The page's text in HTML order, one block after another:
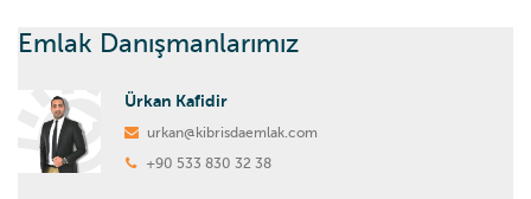
Emlak Danışmanlarımız
Ürkan Kafidir
urkan@kibrisdaemlak.com
+90 533 830 32 38